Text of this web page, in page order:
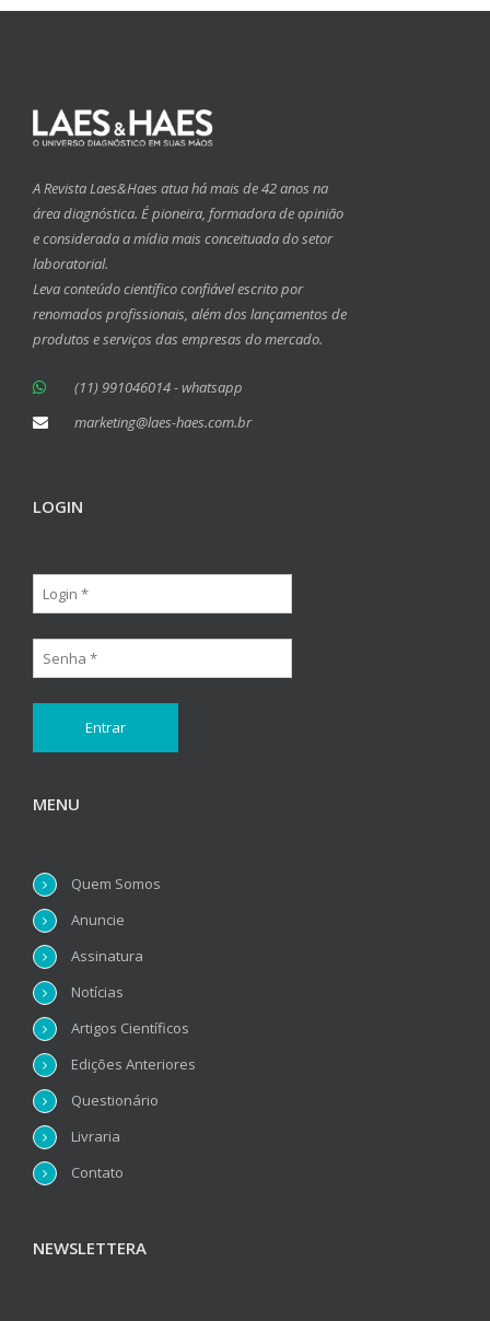
A Revista Laes&Haes atua há mais de 42 anos na
área diagnóstica. É pioneira, formadora de opinião
e considerada a mídia mais conceituada do setor
laboratorial.
Leva conteúdo científico confiável escrito por
renomados profissionais, além dos lançamentos de
produtos e serviços das empresas do mercado.
(11) 991046014 - whatsapp
marketing@laes-haes.com.br
LOGIN
MENU
Quem Somos
Anuncie
Assinatura
Notícias
Artigos Científicos
Edições Anteriores
Questionário
Livraria
Contato
NEWSLETTERA